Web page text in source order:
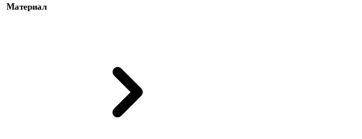
Материал